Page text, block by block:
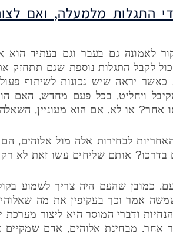
התגלות מלמעלה, ואם
לאמונה גם בעבר וגם בעתיד הוא
לקבל התגלות נוספת שגם תתחזק
יראה שיש נכונות לשיתוף פעולה
ויחליט, בכל פעם מחדש, האם
או לא. אם הוא מעוניין,
לבחירות אלה מול אלוהים, הם
בדרכו? אותם שליחים עשו זאת לא
כמובן שהעם היה צריך לשמוע
אמר וכך בעקיפין את מה
ודברי המוסר היא ליצור מערכת
אחר. מבחינת אלוהים, אדם